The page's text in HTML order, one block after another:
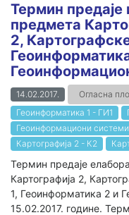
Термин предаје
предмета
2,
14.02.2017. Огласна
Геоинформатика 1 - ГИ1
Геоинформациони
Картографија 2 - К2
Термин предаје
Картографија 2,
1, Геоинформатика 2 и
15.02.2017. године.